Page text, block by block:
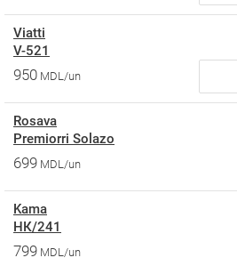
Viatti
V-521
950 MDL/un
Rosava
Premiorri Solazo
699 MDL/un
Kama
НК/241
799 MDL/un